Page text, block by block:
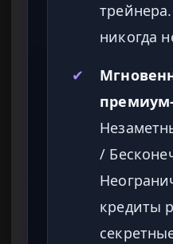
никогда
✔
/
кредиты